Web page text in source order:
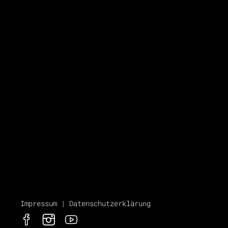
Impressum | Datenschutzerklärung